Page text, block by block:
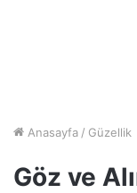
Anasayfa / Güzellik
Göz ve